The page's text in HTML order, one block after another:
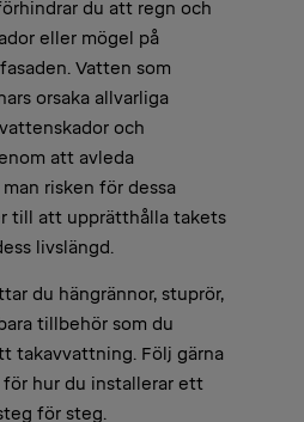
du att regn och
eller mögel på
Vatten som
orsaka allvarliga
och
att avleda
risken för dessa
till att upprätthålla takets
livslängd.
du hängrännor, stuprör,
tillbehör som du
takavvattning. Följ gärna
för hur du installerar ett
för steg.